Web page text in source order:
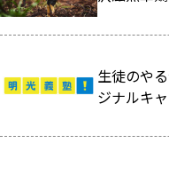
生徒のや
ジナルキ